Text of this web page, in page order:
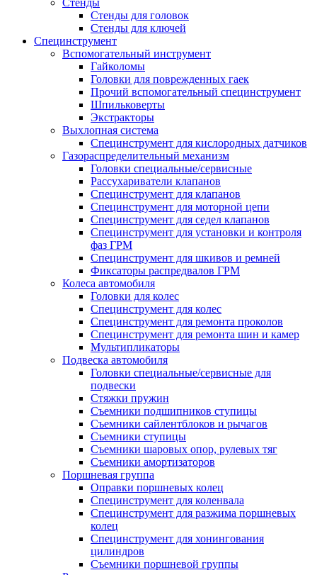
Стенды
Стенды для головок
Стенды для ключей
Специнструмент
Вспомогательный инструмент
Гайколомы
Головки для поврежденных гаек
Прочий вспомогательный специнструмент
Шпильковерты
Экстракторы
Выхлопная система
Специнструмент для кислородных датчиков
Газораспределительный механизм
Головки специальные/сервисные
Рассухариватели клапанов
Специнструмент для клапанов
Специнструмент для моторной цепи
Специнструмент для седел клапанов
Специнструмент для установки и контроля
фаз ГРМ
Специнструмент для шкивов и ремней
Фиксаторы распредвалов ГРМ
Колеса автомобиля
Головки для колес
Специнструмент для колес
Специнструмент для ремонта проколов
Специнструмент для ремонта шин и камер
Мультипликаторы
Подвеска автомобиля
Головки специальные/сервисные для
подвески
Стяжки пружин
Съемники подшипников ступицы
Съемники сайлентблоков и рычагов
Съемники ступицы
Съемники шаровых опор, рулевых тяг
Съемники амортизаторов
Поршневая группа
Оправки поршневых колец
Специнструмент для коленвала
Специнструмент для разжима поршневых
колец
Специнструмент для хонингования
цилиндров
Съемники поршневой группы